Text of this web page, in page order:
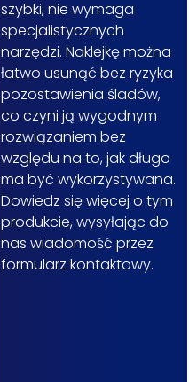
szybki, nie wymaga
specjalistycznych
narzędzi. Naklejkę można
łatwo usunąć bez ryzyka
pozostawienia śladów,
co czyni ją wygodnym
rozwiązaniem bez
względu na to, jak długo
ma być wykorzystywana.
Dowiedz się więcej o tym
produkcie, wysyłając do
nas wiadomość przez
formularz kontaktowy.